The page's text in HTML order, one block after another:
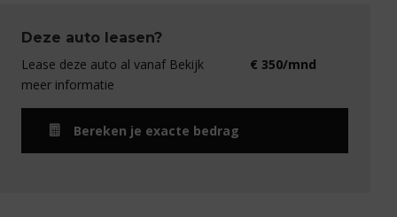
Deze auto leasen?
Lease deze auto al vanaf Bekijk
meer informatie
€ 350/mnd
Bereken je exacte bedrag